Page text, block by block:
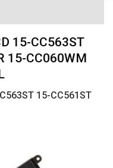
15-CC563ST
15-CC060WM
15-CC561ST